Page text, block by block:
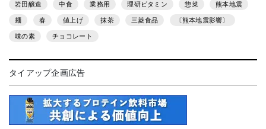
岩田醸造 中食 業務用 理研ビタミン 惣菜 熊本地震
麺 春 値上げ 抹茶 三菱食品 〔熊本地震影響〕
味の素 チョコレート
タイアップ企画広告